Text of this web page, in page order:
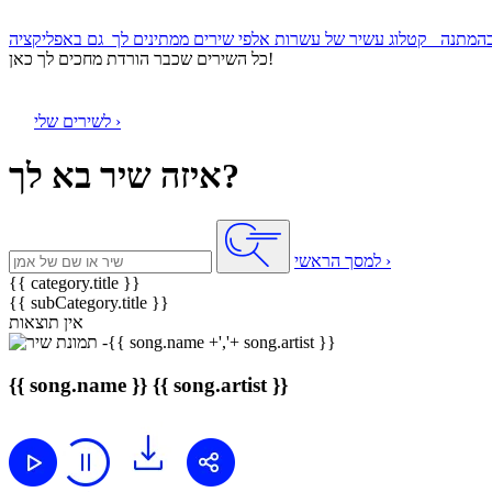
כל השירים שכבר הורדת מחכים לך כאן!
לשירים שלי ›
איזה שיר בא לך?
למסך הראשי ›
{{ category.title }}
{{ subCategory.title }}
אין תוצאות
{{ song.name }} {{ song.artist }}